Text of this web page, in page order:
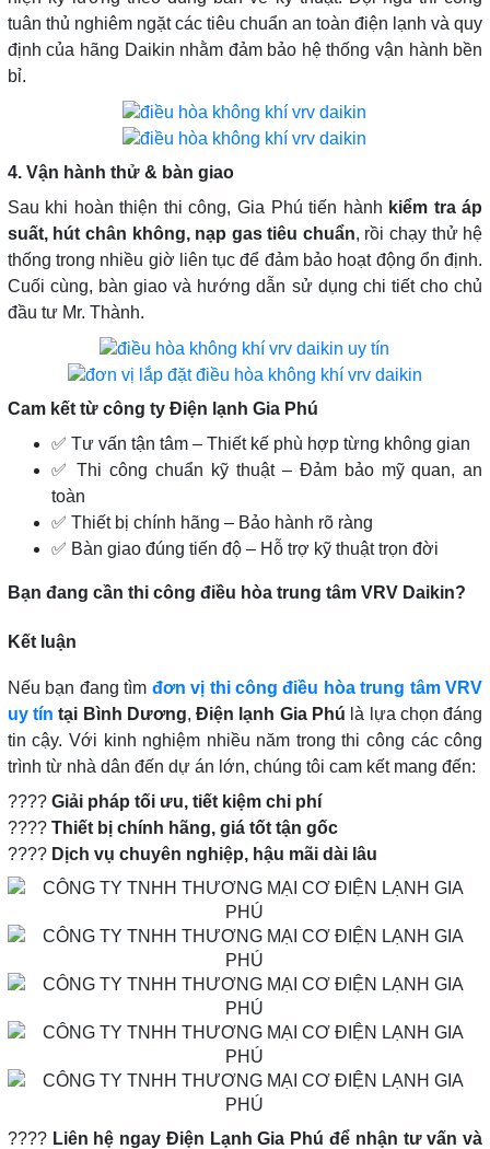
tuân thủ nghiêm ngặt các tiêu chuẩn an toàn điện lạnh và quy
định của hãng Daikin nhằm đảm bảo hệ thống vận hành bền
bỉ.
4. Vận hành thử & bàn giao
Sau khi hoàn thiện thi công, Gia Phú tiến hành kiểm tra áp
suất, hút chân không, nạp gas tiêu chuẩn, rồi chạy thử hệ
thống trong nhiều giờ liên tục để đảm bảo hoạt động ổn định.
Cuối cùng, bàn giao và hướng dẫn sử dụng chi tiết cho chủ
đầu tư Mr. Thành.
Cam kết từ công ty Điện lạnh Gia Phú
✅ Tư vấn tận tâm – Thiết kế phù hợp từng không gian
✅ Thi công chuẩn kỹ thuật – Đảm bảo mỹ quan, an
toàn
✅ Thiết bị chính hãng – Bảo hành rõ ràng
✅ Bàn giao đúng tiến độ – Hỗ trợ kỹ thuật trọn đời
Bạn đang cần thi công điều hòa trung tâm VRV Daikin?
Kết luận
Nếu bạn đang tìm đơn vị thi công điều hòa trung tâm VRV
uy tín tại Bình Dương,Điện lạnh Gia Phú là lựa chọn đáng
tin cậy. Với kinh nghiệm nhiều năm trong thi công các công
trình từ nhà dân đến dự án lớn, chúng tôi cam kết mang đến:
???? Giải pháp tối ưu, tiết kiệm chi phí
???? Thiết bị chính hãng, giá tốt tận gốc
???? Dịch vụ chuyên nghiệp, hậu mãi dài lâu
???? Liên hệ ngay Điện Lạnh Gia Phú để nhận tư vấn và